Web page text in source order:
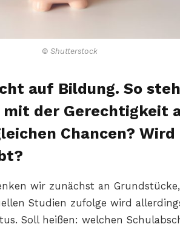
© Shutterstock
auf Bildung. So
mit der Gerechtigkeit
Chancen?
wir zunächst an
Studien zufolge wird
Soll heißen: welchen